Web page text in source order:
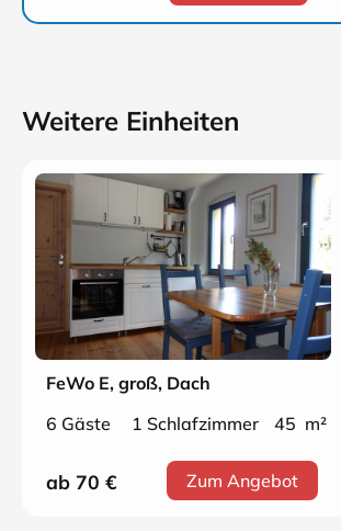
Weitere Einheiten
FeWo E, groß, Dach
6 Gäste
1 Schlafzimmer 45 m²
ab 70 € Zum Angebot